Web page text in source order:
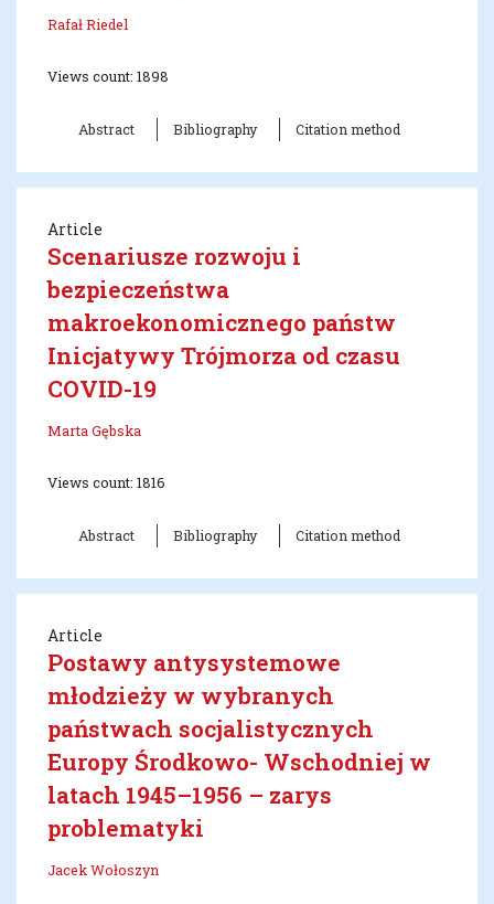
Rafał Riedel
Views count: 1898
Abstract Bibliography Citation method
Article
Scenariusze rozwoju i
bezpieczeństwa
makroekonomicznego państw
Inicjatywy Trójmorza od czasu
COVID-19
Marta Gębska
Views count: 1816
Abstract Bibliography Citation method
Article
Postawy antysystemowe
młodzieży w wybranych
państwach socjalistycznych
Europy Środkowo- Wschodniej w
latach 1945–1956 – zarys
problematyki
Jacek Wołoszyn